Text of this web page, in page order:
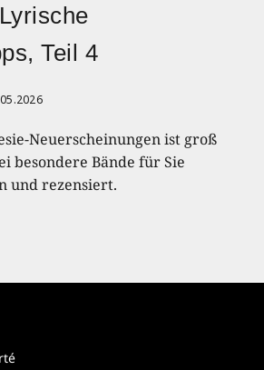
Teil 4
Neuerscheinungen ist groß
besondere Bände für Sie
und rezensiert.